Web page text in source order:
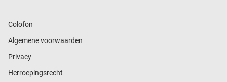
Colofon
Algemene voorwaarden
Privacy
Herroepingsrecht